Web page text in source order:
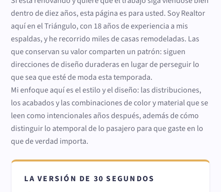
dentro de diez años, esta página es para usted. Soy Realtor
aquí en el Triángulo, con 18 años de experiencia a mis
espaldas, y he recorrido miles de casas remodeladas. Las
que conservan su valor comparten un patrón: siguen
direcciones de diseño duraderas en lugar de perseguir lo
que sea que esté de moda esta temporada.
Mi enfoque aquí es el estilo y el diseño: las distribuciones,
los acabados y las combinaciones de color y material que se
leen como intencionales años después, además de cómo
distinguir lo atemporal de lo pasajero para que gaste en lo
que de verdad importa.
LA VERSIÓN DE 30 SEGUNDOS